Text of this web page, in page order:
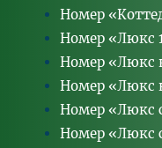
Номер
Номер «Люкс
Номер «Люкс
Номер «Люкс
Номер «Люкс
Номер «Люкс